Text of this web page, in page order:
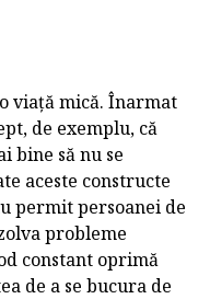
viață mică. Înarmat
de exemplu, că
bine să nu se
aceste constructe
permit persoanei de
probleme
constant oprimă
de a se bucura de